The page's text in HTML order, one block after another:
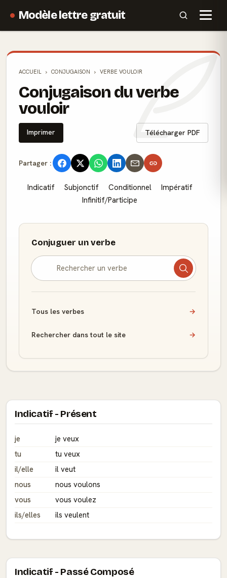
Modèle lettre gratuit
ACCUEIL CONJUGAISON VERBE VOULOIR
Conjugaison du verbe
vouloir
Imprimer Télécharger PDF
Partager :
Indicatif Subjonctif Conditionnel
Impératif
Infinitif/Participe
Conjuguer un verbe
Tous les verbes →
Rechercher dans tout le site →
Indicatif - Présent
je
je veux
tu
tu veux
il/elle
il veut
nous
nous voulons
vous
vous voulez
ils/elles
ils veulent
Indicatif - Passé Composé